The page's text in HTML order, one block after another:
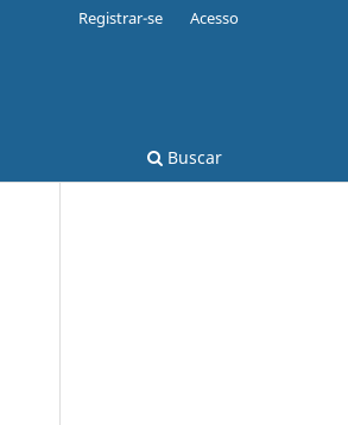
Buscar
Registrar-se Acesso